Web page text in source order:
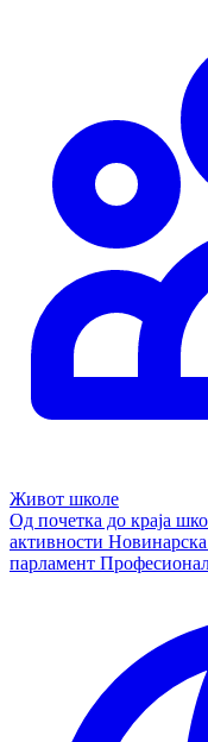
Живот школе
Од почетка до краја
активности Новинарска
парламент